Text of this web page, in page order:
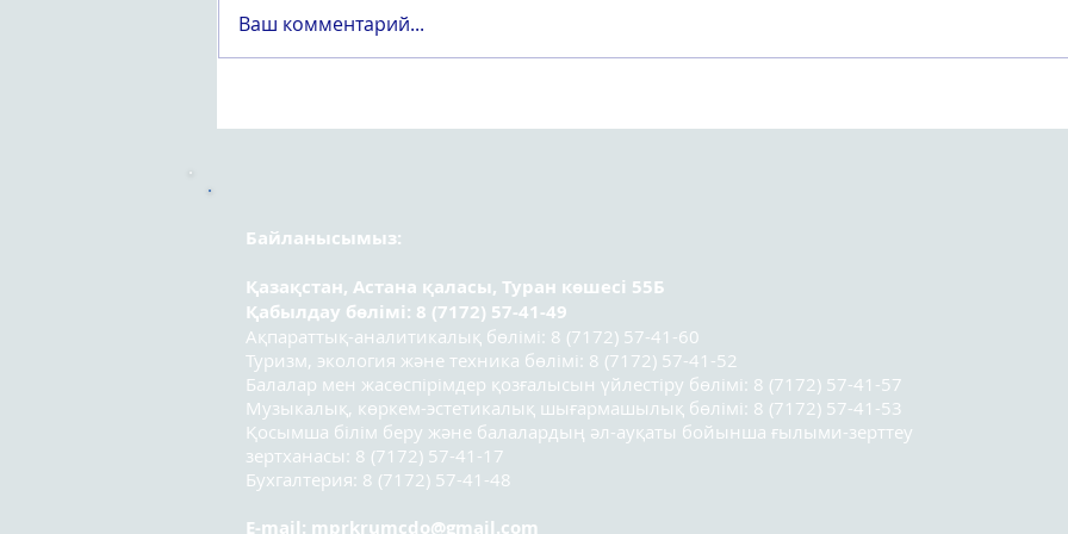
Ваш комментарий...
Байланысымыз:
Қазақстан, Астана қаласы, Туран көшесі 55Б
Қабылдау бөлімі: 8 (7172) 57-41-49
Ақпараттық-аналитикалық бөлімі: 8 (7172) 57-41-60
Туризм, экология және техника бөлімі: 8 (7172) 57-41-52
Балалар мен жасөспірімдер қозғалысын үйлестіру бөлімі: 8 (7172) 57-41-57
Музыкалық, көркем-эстетикалық шығармашылық бөлімі: 8 (7172) 57-41-53
Қосымша білім беру және балалардың әл-ауқаты бойынша ғылыми-зерттеу
зертханасы: 8 (7172) 57-41-17
Бухгалтерия: 8 (7172) 57-41-48
E-mail: mprkrumcdo@gmail.com